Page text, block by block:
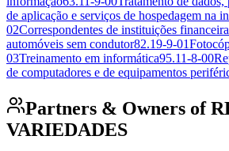
de aplicação e serviços de hospedagem na
02Correspondentes de instituições
automóveis sem condutor82.19-9-01
03Treinamento em informática95.11-8-00
de computadores e de equipamentos
Partners & Owners of
VARIEDADES